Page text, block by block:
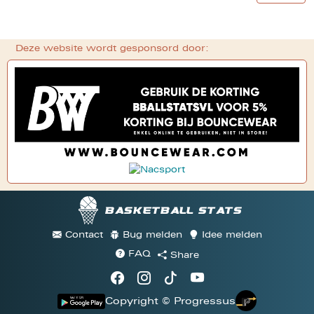
Deze website wordt gesponsord door:
Basketball stats
Contact Bug melden
Idee melden
FAQ
Share
Copyright © Progressus